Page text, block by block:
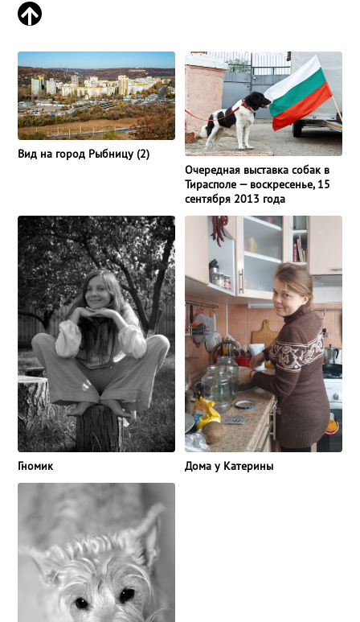
Вид на город Рыбницу (2)
Очередная выставка собак в
Тирасполе — воскресенье, 15
сентября 2013 года
Гномик Дома у Катерины